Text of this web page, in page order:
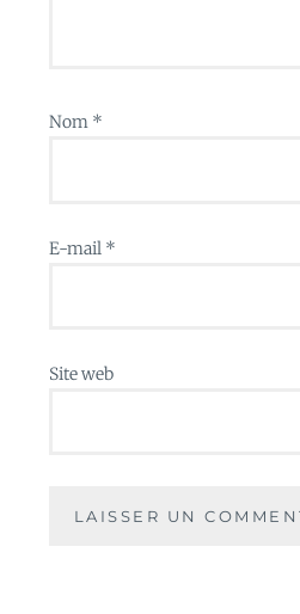
Nom *
E-mail *
Site web